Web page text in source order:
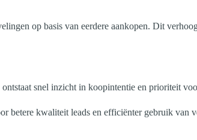
op basis van eerdere aankopen. Dit
snel inzicht in koopintentie en prioriteit
betere kwaliteit leads en efficiënter gebruik van